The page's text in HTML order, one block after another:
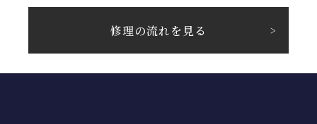
修理の流れを見る >